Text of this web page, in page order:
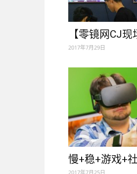
【零镜网CJ
2017年7月29日
慢+稳+游戏+
2017年7月25日